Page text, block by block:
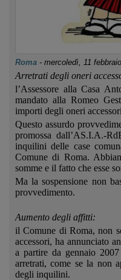
Roma - mercoledì, 11
Arretrati degli oneri
l’Assessore alla Casa
mandato alla Romeo
importi degli oneri
Questo assurdo
promossa dall’AS.I.A.-
inquilini delle case
Comune di Roma.
somme e il fatto che esse
Ma la sospensione non
provvedimento.
Aumento degli affitti:
il Comune di Roma, non
accessori, ha annunciato
a partire da gennaio
arretrati, come se la non
degli inquilini.